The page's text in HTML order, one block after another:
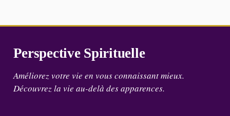
Perspective Spirituelle
Améliorez votre vie en vous connaissant mieux.
Découvrez la vie au-delà des apparences.